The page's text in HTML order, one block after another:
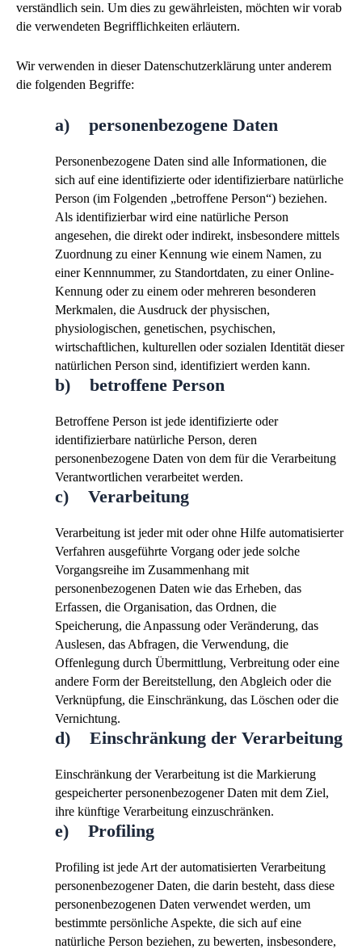
verständlich sein. Um dies zu gewährleisten, möchten wir vorab
die verwendeten Begrifflichkeiten erläutern.
Wir verwenden in dieser Datenschutzerklärung unter anderem
die folgenden Begriffe:
a) personenbezogene Daten
Personenbezogene Daten sind alle Informationen, die
sich auf eine identifizierte oder identifizierbare natürliche
Person (im Folgenden „betroffene Person“) beziehen.
Als identifizierbar wird eine natürliche Person
angesehen, die direkt oder indirekt, insbesondere mittels
Zuordnung zu einer Kennung wie einem Namen, zu
einer Kennnummer, zu Standortdaten, zu einer Online-
Kennung oder zu einem oder mehreren besonderen
Merkmalen, die Ausdruck der physischen,
physiologischen, genetischen, psychischen,
wirtschaftlichen, kulturellen oder sozialen Identität dieser
natürlichen Person sind, identifiziert werden kann.
b) betroffene Person
Betroffene Person ist jede identifizierte oder
identifizierbare natürliche Person, deren
personenbezogene Daten von dem für die Verarbeitung
Verantwortlichen verarbeitet werden.
c) Verarbeitung
Verarbeitung ist jeder mit oder ohne Hilfe automatisierter
Verfahren ausgeführte Vorgang oder jede solche
Vorgangsreihe im Zusammenhang mit
personenbezogenen Daten wie das Erheben, das
Erfassen, die Organisation, das Ordnen, die
Speicherung, die Anpassung oder Veränderung, das
Auslesen, das Abfragen, die Verwendung, die
Offenlegung durch Übermittlung, Verbreitung oder eine
andere Form der Bereitstellung, den Abgleich oder die
Verknüpfung, die Einschränkung, das Löschen oder die
Vernichtung.
d) Einschränkung der Verarbeitung
Einschränkung der Verarbeitung ist die Markierung
gespeicherter personenbezogener Daten mit dem Ziel,
ihre künftige Verarbeitung einzuschränken.
e) Profiling
Profiling ist jede Art der automatisierten Verarbeitung
personenbezogener Daten, die darin besteht, dass diese
personenbezogenen Daten verwendet werden, um
bestimmte persönliche Aspekte, die sich auf eine
natürliche Person beziehen, zu bewerten, insbesondere,